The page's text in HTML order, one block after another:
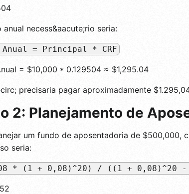
anual necess&aacute;rio seria:
Anual = Principal * CRF
= $10,000 * 0.129504 ≈ $1,295.04
precisaria pagar aproximadamente
2: Planejamento de
um fundo de aposentadoria de $500,000,
seria:
* (1 + 0,08)^20) / ((1 + 0,08)^20 -